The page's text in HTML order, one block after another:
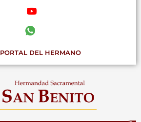
PORTAL DEL HERMANO